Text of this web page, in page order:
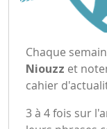
Chaque
Niouzz et
cahier
3 à 4 fois sur